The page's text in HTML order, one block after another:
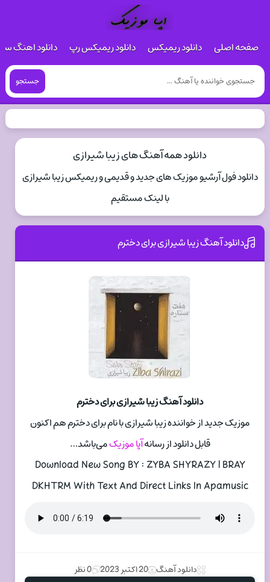
صفحه اصلی دانلود ریمیکس دانلود ریمیکس رپ دانلود اهنگ
جستجو
دانلود همه آهنگ های زیبا شیرازی
دانلود فول آرشیو موزیک های جدید و قدیمی و ریمیکس زیبا شیرازی
با لینک مستقیم
دانلود آهنگ زیبا شیرازی برای دخترم
دانلود آهنگ زیبا شیرازی برای دخترم
موزیک جدید از خواننده زیبا شیرازی با نام برای دخترم هم اکنون
قابل دانلود از رسانهآپا موزیکمی‌باشد…
Download New Song BY : ZYBA SHYRAZY | BRAY
DKHTRM With Text And Direct Links In Apamusic
دانلود آهنگ 20 اکتبر 2023 0 نظر